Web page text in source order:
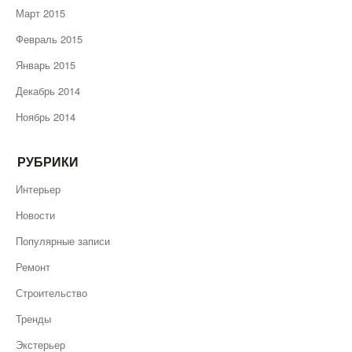
Март 2015
Февраль 2015
Январь 2015
Декабрь 2014
Ноябрь 2014
РУБРИКИ
Интерьер
Новости
Популярные записи
Ремонт
Строительство
Тренды
Экстерьер